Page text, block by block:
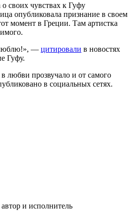
о своих чувствах к Гуфу
опубликовала признание в своем
момент в Греции. Там артистка
люблю!», — цитировали в новостях
Гуфу.
любви прозвучало и от самого
в социальных сетях.
и исполнитель